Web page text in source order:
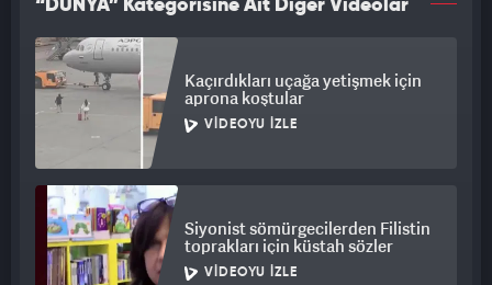
“DÜNYA” Kategorisine Ait Diğer Videolar
Kaçırdıkları uçağa yetişmek için
aprona koştular
VIDEOYU İZLE
Siyonist sömürgecilerden Filistin
toprakları için küstah sözler
VIDEOYU İZLE